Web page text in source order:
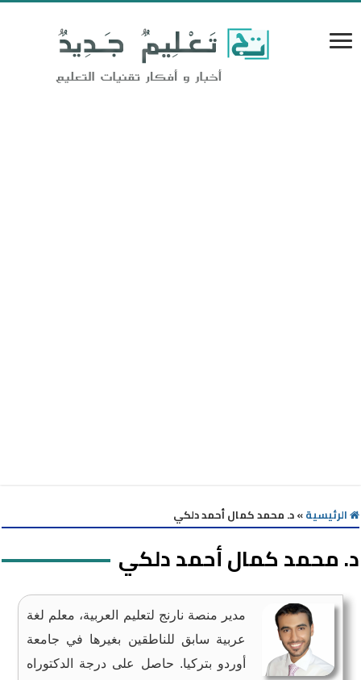
الرئيسية»د. محمد كمال أحمد دلكي
د. محمد كمال أحمد دلكي
مدير منصة نارنج لتعليم العربية، معلم لغة
عربية سابق للناطقين بغيرها في جامعة
أوردو بتركيا. حاصل على درجة الدكتوراه